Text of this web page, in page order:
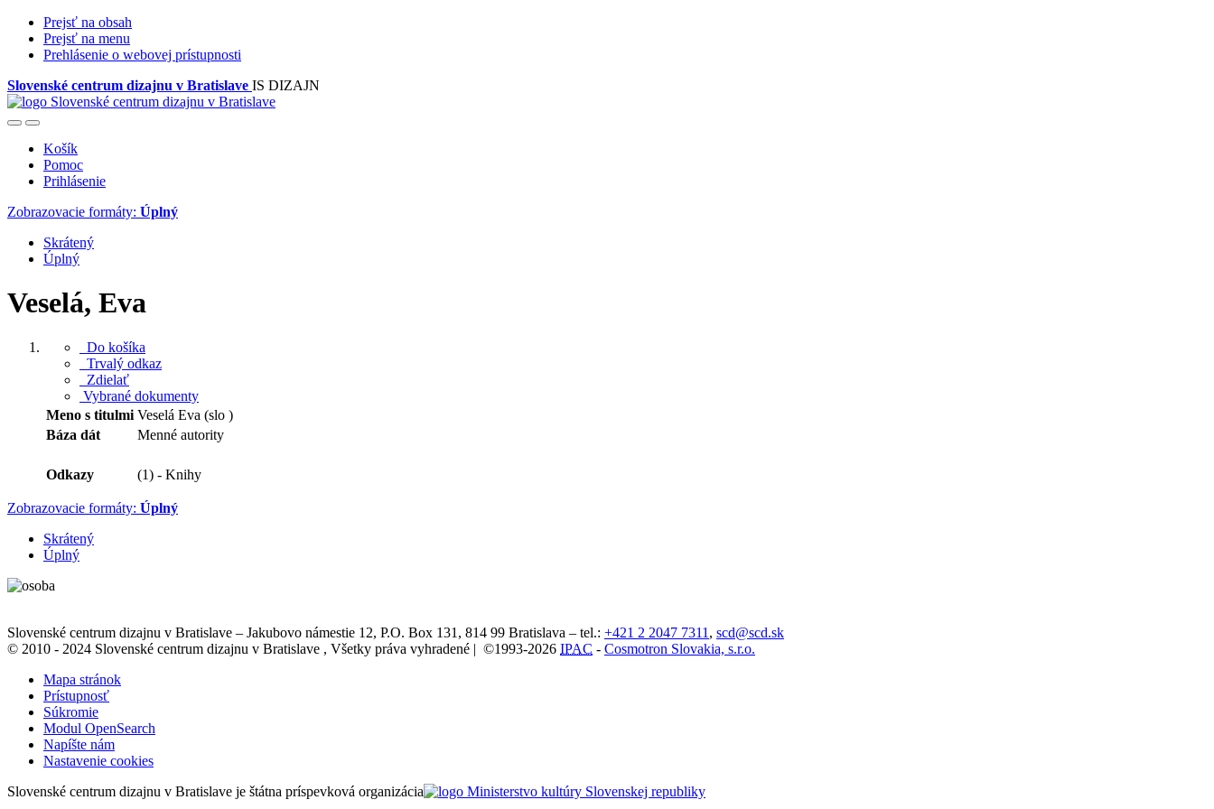
Prejsť na obsah
Prejsť na menu
Prehlásenie o webovej prístupnosti
Slovenské centrum dizajnu v Bratislave IS DIZAJN
Košík
Pomoc
Prihlásenie
Zobrazovacie formáty: Úplný
Skrátený
Úplný
Veselá, Eva
Do košíka
Trvalý odkaz
Zdielať
Vybrané dokumenty
Meno s titulmi Veselá Eva (slo )
Báza dát
Menné autority
Odkazy (1) - Knihy
Zobrazovacie formáty: Úplný
Skrátený
Úplný
Slovenské centrum dizajnu v Bratislave – Jakubovo námestie 12, P.O. Box 131, 814 99 Bratislava – tel.: +421 2 2047 7311 , scd@scd.sk
© 2010 - 2024 Slovenské centrum dizajnu v Bratislave , Všetky práva vyhradené | ©1993-2026 IPAC - Cosmotron Slovakia, s.r.o.
Mapa stránok
Prístupnosť
Súkromie
Modul OpenSearch
Napíšte nám
Nastavenie cookies
Slovenské centrum dizajnu v Bratislave je štátna príspevková organizácia